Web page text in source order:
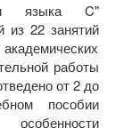
языка C"
из 22 занятий
работы
от 2 до
пособии
особенности